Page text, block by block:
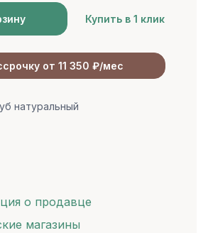
Купить в 1 клик
от 11 350 ₽/мес
натуральный
о продавце
магазины